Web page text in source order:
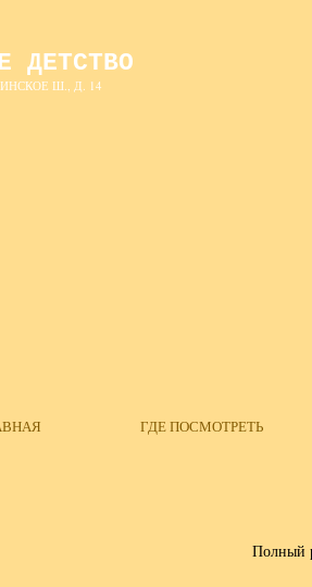
ДЕТСТВО
Ш., Д. 14
ГДЕ ПОСМОТРЕТЬ
Полный